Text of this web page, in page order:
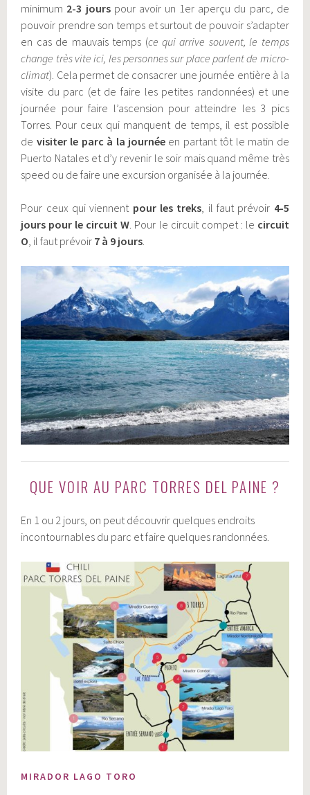
minimum 2-3 jourspour avoir un 1er aperçu du parc, de
pouvoir prendre son temps et surtout de pouvoir s’adapter
en cas de mauvais temps (ce qui arrive souvent, le temps
change très vite ici, les personnes sur place parlent de micro-
climat). Cela permet de consacrer une journée entière à la
visite du parc (et de faire les petites randonnées) et une
journée pour faire l’ascension pour atteindre les 3 pics
Torres. Pour ceux qui manquent de temps, il est possible
de visiter le parc à la journée en partant tôt le matin de
Puerto Natales et d’y revenir le soir mais quand même très
speed ou de faire une excursion organisée à la journée.
Pour ceux qui viennent pour les treks , il faut prévoir 4-5
jours pour le circuit W . Pour le circuit compet : le circuit
O , il faut prévoir 7 à 9 jours
QUE VOIR AU PARC TORRES DEL PAINE ?
En 1 ou 2 jours, on peut découvrir quelques endroits
incontournables du parc et faire quelques randonnées.
MIRADOR LAGO TORO